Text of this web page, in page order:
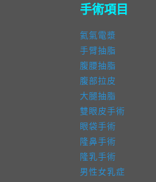
手術項目
氦氣電漿
手臂抽脂
腹腰抽脂
腹部拉皮
大腿抽脂
雙眼皮手術
眼袋手術
隆鼻手術
隆乳手術
男性女乳症